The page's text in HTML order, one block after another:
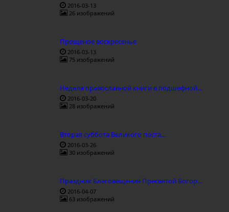
2016-03-13
26 изображений
Прощеное воскресенье
2016-03-13
75 изображений
Неделя православной книги в подшефной...
2016-03-20
28 изображений
Вторая суббота Великого поста...
2016-03-26
30 изображений
Праздник Благовещения Пресвятой Богор...
2016-04-07
63 изображений